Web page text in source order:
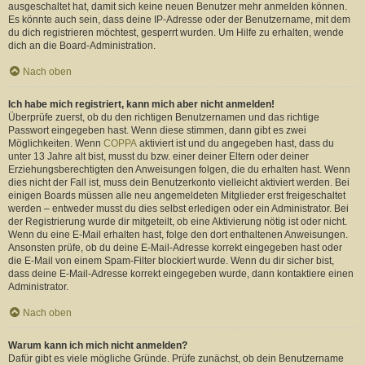
ausgeschaltet hat, damit sich keine neuen Benutzer mehr anmelden können.
Es könnte auch sein, dass deine IP-Adresse oder der Benutzername, mit dem
du dich registrieren möchtest, gesperrt wurden. Um Hilfe zu erhalten, wende
dich an die Board-Administration.
Nach oben
Ich habe mich registriert, kann mich aber nicht anmelden!
Überprüfe zuerst, ob du den richtigen Benutzernamen und das richtige
Passwort eingegeben hast. Wenn diese stimmen, dann gibt es zwei
Möglichkeiten. Wenn COPPA aktiviert ist und du angegeben hast, dass du
unter 13 Jahre alt bist, musst du bzw. einer deiner Eltern oder deiner
Erziehungsberechtigten den Anweisungen folgen, die du erhalten hast. Wenn
dies nicht der Fall ist, muss dein Benutzerkonto vielleicht aktiviert werden. Bei
einigen Boards müssen alle neu angemeldeten Mitglieder erst freigeschaltet
werden – entweder musst du dies selbst erledigen oder ein Administrator. Bei
der Registrierung wurde dir mitgeteilt, ob eine Aktivierung nötig ist oder nicht.
Wenn du eine E-Mail erhalten hast, folge den dort enthaltenen Anweisungen.
Ansonsten prüfe, ob du deine E-Mail-Adresse korrekt eingegeben hast oder
die E-Mail von einem Spam-Filter blockiert wurde. Wenn du dir sicher bist,
dass deine E-Mail-Adresse korrekt eingegeben wurde, dann kontaktiere einen
Administrator.
Nach oben
Warum kann ich mich nicht anmelden?
Dafür gibt es viele mögliche Gründe. Prüfe zunächst, ob dein Benutzername